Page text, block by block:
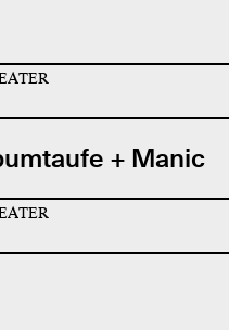
+ Manic